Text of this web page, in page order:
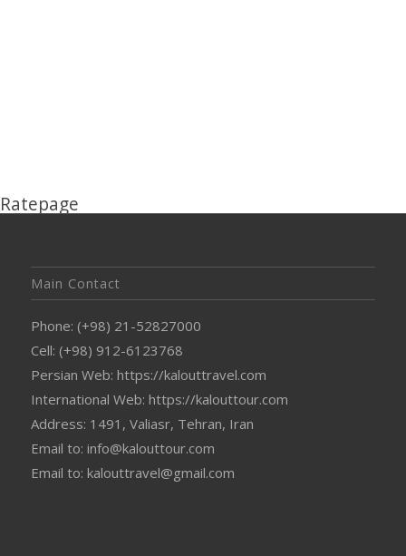
Ratepage
Main Contact
Phone: (+98) 21-52827000
Cell: (+98) 912-6123768
Persian Web: https://kalouttravel.com
International Web: https://kalouttour.com
Address: 1491, Valiasr, Tehran, Iran
Email to: info@kalouttour.com
Email to: kalouttravel@gmail.com